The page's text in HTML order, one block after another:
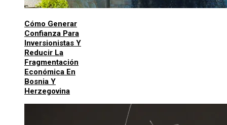
Cómo Generar
Confianza Para
Inversionistas Y
Reducir La
Fragmentación
Económica En
Bosnia Y
Herzegovina